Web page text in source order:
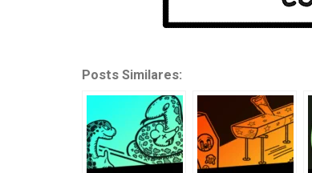
Posts Similares: